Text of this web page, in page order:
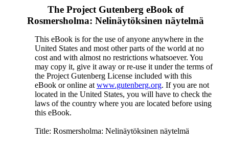
The Project Gutenberg eBook of
Rosmersholma: Nelinäytöksinen näytelmä
This eBook is for the use of anyone anywhere in the
United States and most other parts of the world at no
cost and with almost no restrictions whatsoever. You
may copy it, give it away or re-use it under the terms of
the Project Gutenberg License included with this
eBook or online at www.gutenberg.org. If you are not
located in the United States, you will have to check the
laws of the country where you are located before using
this eBook.
Title: Rosmersholma: Nelinäytöksinen näytelmä